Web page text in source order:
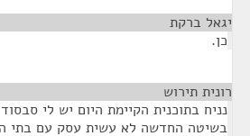
יגאל ברקת
כן.
רונית תירוש
נניח בתוכנית הקיימת היום יש לי
בשיטה החדשה לא עשית עסק עם בתי